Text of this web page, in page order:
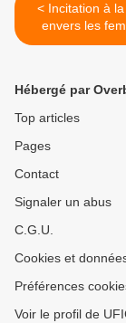
< Incitation à la violence
envers les
maire de
Hébergé par
Top articles
Pages
Contact
Signaler un abus
C.G.U.
Cookies et
Préférences
Voir le profil de